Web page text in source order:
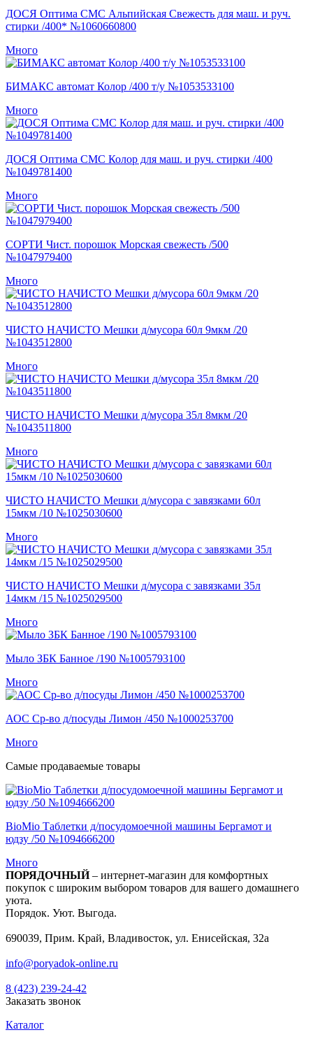
ДОСЯ Оптима СМС Альпийская Свежесть для маш. и руч.
стирки /400* №1060660800
Много
БИМАКС автомат Колор /400 т/у №1053533100
Много
ДОСЯ Оптима СМС Колор для маш. и руч. стирки /400
№1049781400
Много
СОРТИ Чист. порошок Морская свежесть /500
№1047979400
Много
ЧИСТО НАЧИСТО Мешки д/мусора 60л 9мкм /20
№1043512800
Много
ЧИСТО НАЧИСТО Мешки д/мусора 35л 8мкм /20
№1043511800
Много
ЧИСТО НАЧИСТО Мешки д/мусора с завязками 60л
15мкм /10 №1025030600
Много
ЧИСТО НАЧИСТО Мешки д/мусора с завязками 35л
14мкм /15 №1025029500
Много
Мыло ЗБК Банное /190 №1005793100
Много
АОС Ср-во д/посуды Лимон /450 №1000253700
Много
Самые продаваемые товары
BioMio Таблетки д/посудомоечной машины Бергамот и
юдзу /50 №1094666200
Много
ПОРЯДОЧНЫЙ– интернет-магазин для комфортных
покупок с широким выбором товаров для вашего домашнего
уюта.
Порядок. Уют. Выгода.
690039, Прим. Край, Владивосток, ул. Енисейская, 32а
info@poryadok-online.ru
8 (423) 239-24-42
Заказать звонок
Каталог